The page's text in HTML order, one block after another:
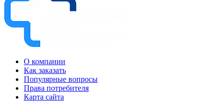
О компании
Как заказать
Популярные вопросы
Права потребителя
Карта сайта